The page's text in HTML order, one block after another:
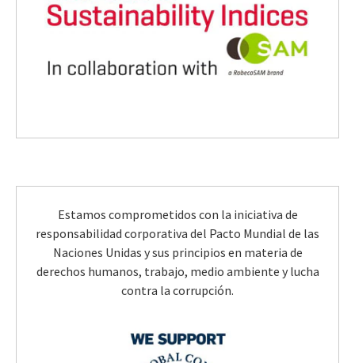
Estamos comprometidos con la iniciativa de
responsabilidad corporativa del Pacto Mundial de las
Naciones Unidas y sus principios en materia de
derechos humanos, trabajo, medio ambiente y lucha
contra la corrupción.